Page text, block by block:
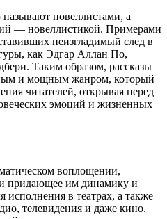
называют новеллистами, а
— новеллистикой. Примерами
неизгладимый след в
как Эдгар Аллан По,
Таким образом, рассказы
и мощным жанром, который
читателей, открывая перед
эмоций и жизненных
воплощении,
придающее им динамику и
исполнения в театрах, а также
телевидения и даже кино.